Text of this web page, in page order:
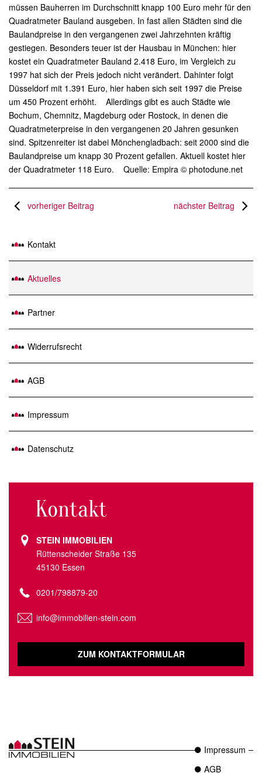
müssen Bauherren im Durchschnitt knapp 100 Euro mehr für den
Quadratmeter Bauland ausgeben. In fast allen Städten sind die
Baulandpreise in den vergangenen zwei Jahrzehnten kräftig
gestiegen. Besonders teuer ist der Hausbau in München: hier
kostet ein Quadratmeter Bauland 2.418 Euro, im Vergleich zu
1997 hat sich der Preis jedoch nicht verändert. Dahinter folgt
Düsseldorf mit 1.391 Euro, hier haben sich seit 1997 die Preise
um 450 Prozent erhöht. Allerdings gibt es auch Städte wie
Bochum, Chemnitz, Magdeburg oder Rostock, in denen die
Quadratmeterpreise in den vergangenen 20 Jahren gesunken
sind. Spitzenreiter ist dabei Mönchengladbach: seit 2000 sind die
Baulandpreise um knapp 30 Prozent gefallen. Aktuell kostet hier
der Quadratmeter 118 Euro. Quelle: Empira © photodune.net
vorheriger Beitrag nächster Beitrag
Kontakt
Aktuelles
Partner
Widerrufsrecht
AGB
Impressum
Datenschutz
Kontakt
STEIN IMMOBILIEN
Rüttenscheider Straße 135
45130 Essen
0201/798879-20
info@immobilien-stein.com
ZUM KONTAKTFORMULAR
Impressum
AGB